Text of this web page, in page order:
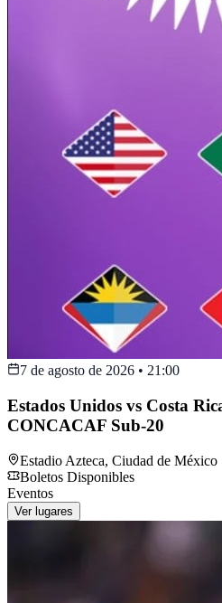
7 de agosto de 2026 • 21:00
Estados Unidos vs Costa
CONCACAF Sub-20
Estadio Azteca, Ciudad de México
Boletos Disponibles
Eventos
Ver lugares